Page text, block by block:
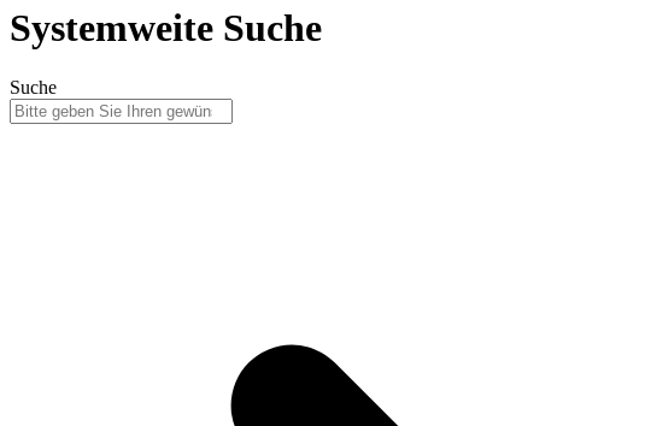
Systemweite Suche
Suche